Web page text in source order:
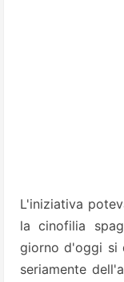
L'iniziativa
la cinofilia
giorno d'oggi si
seriamente